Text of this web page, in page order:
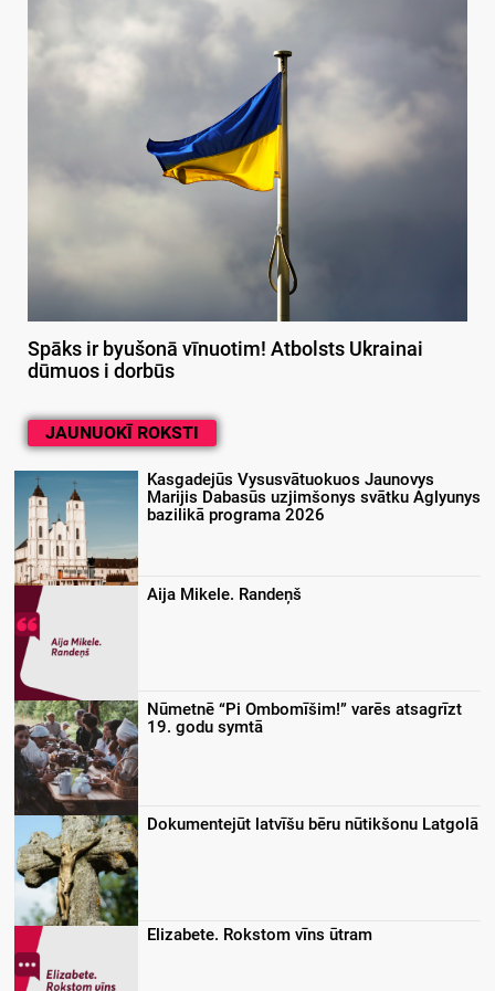
Spāks ir byušonā vīnuotim! Atbolsts Ukrainai
dūmuos i dorbūs
JAUNUOKĪ ROKSTI
Kasgadejūs Vysusvātuokuos Jaunovys
Marijis Dabasūs uzjimšonys svātku Aglyunys
bazilikā programa 2026
Aija Mikele. Randeņš
Nūmetnē “Pi Ombomīšim!” varēs atsagrīzt
19. godu symtā
Dokumentejūt latvīšu bēru nūtikšonu Latgolā
Elizabete. Rokstom vīns ūtram